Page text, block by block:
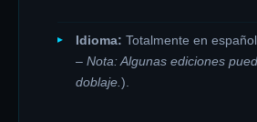
Idioma: Totalmente en
– Nota: Algunas ediciones
doblaje. ).